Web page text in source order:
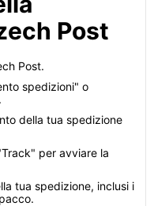
Post
Post.
spedizioni" o
della tua spedizione
per avviare la
tua spedizione, inclusi i